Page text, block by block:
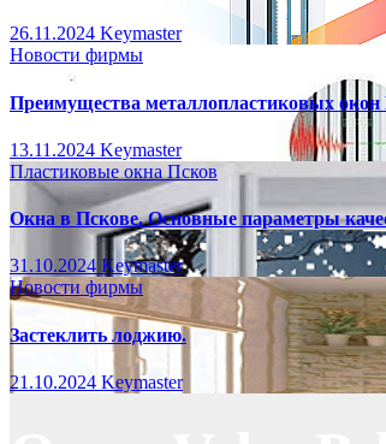
26.11.2024 Keymaster
Новости фирмы
Преимущества металлопластиковых
13.11.2024 Keymaster
Пластиковые окна Псков
Окна в Пскове. Основные параметры
31.10.2024 Keymaster
Новости фирмы
Застеклить лоджию.
21.10.2024 Keymaster